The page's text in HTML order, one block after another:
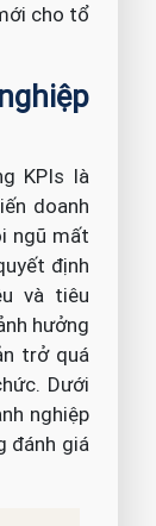
cho tổ
KPIs là
doanh
ngũ mất
định
và tiêu
hưởng
trở quá
Dưới
nghiệp
đánh giá